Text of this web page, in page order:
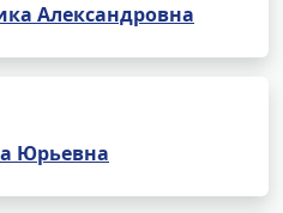
Александровна
Юрьевна